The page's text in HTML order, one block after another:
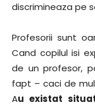
discrimineaza pe
Profesorii sunt
Cand copilul isi
de un profesor,
fapt – caci de
Au existat